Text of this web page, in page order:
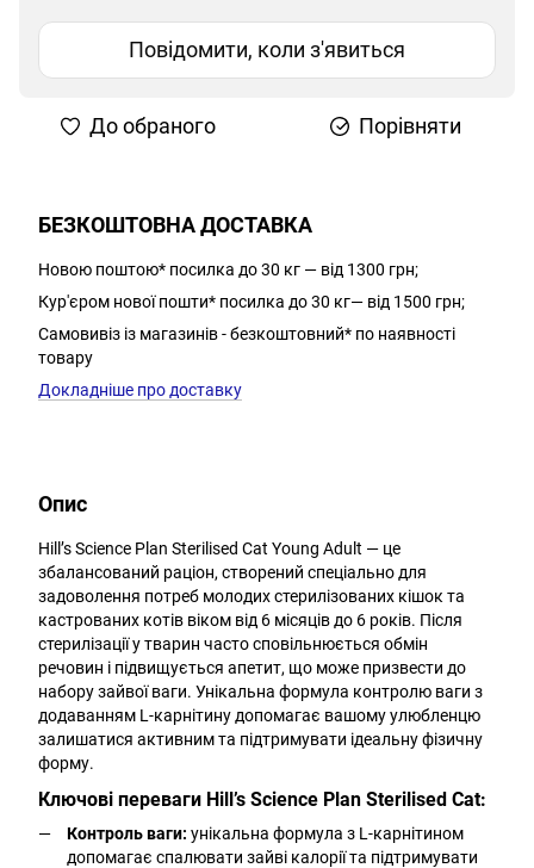
Повідомити, коли з'явиться
До обраного Порівняти
БЕЗКОШТОВНА ДОСТАВКА
Новою поштою* посилка до 30 кг — від 1300 грн;
Кур'єром нової пошти* посилка до 30 кг— від 1500 грн;
Самовивіз із магазинів - безкоштовний* по наявності
товару
Докладніше про доставку
Опис
Hill’s Science Plan Sterilised Cat Young Adult — це
збалансований раціон, створений спеціально для
задоволення потреб молодих стерилізованих кішок та
кастрованих котів віком від 6 місяців до 6 років. Після
стерилізації у тварин часто сповільнюється обмін
речовин і підвищується апетит, що може призвести до
набору зайвої ваги. Унікальна формула контролю ваги з
додаванням L-карнітину допомагає вашому улюбленцю
залишатися активним та підтримувати ідеальну фізичну
форму.
Ключові переваги Hill’s Science Plan Sterilised Cat:
Контроль ваги: унікальна формула з L-карнітином
допомагає спалювати зайві калорії та підтримувати